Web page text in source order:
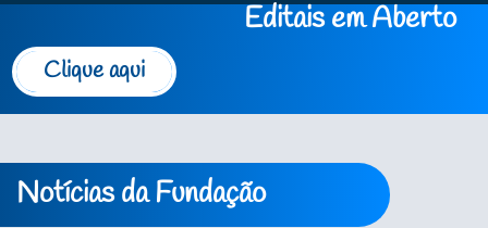
Editais em Aberto
Clique aqui
Notícias da Fundação